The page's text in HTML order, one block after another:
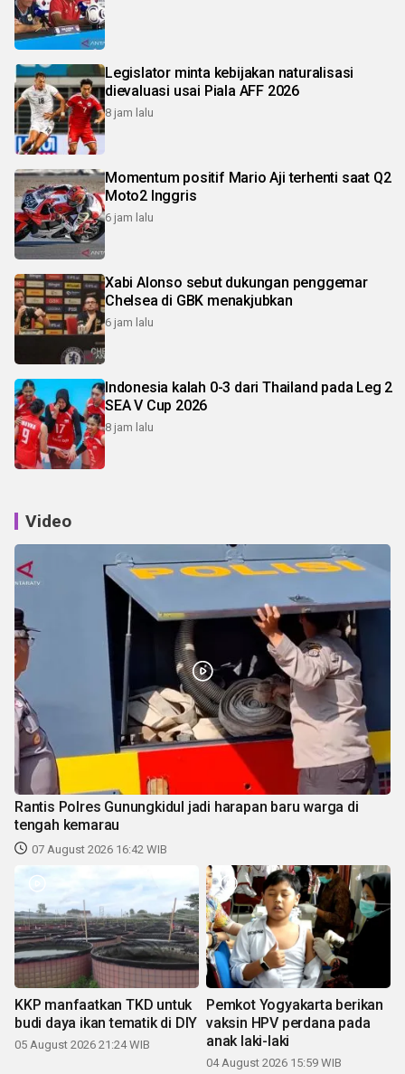
Legislator minta kebijakan naturalisasi
dievaluasi usai Piala AFF 2026
8 jam lalu
Momentum positif Mario Aji terhenti saat Q2
Moto2 Inggris
6 jam lalu
Xabi Alonso sebut dukungan penggemar
Chelsea di GBK menakjubkan
6 jam lalu
Indonesia kalah 0-3 dari Thailand pada Leg 2
SEA V Cup 2026
8 jam lalu
Video
Rantis Polres Gunungkidul jadi harapan baru warga di
tengah kemarau
07 August 2026 16:42 WIB
KKP manfaatkan TKD untuk
budi daya ikan tematik di DIY
05 August 2026 21:24 WIB
Pemkot Yogyakarta berikan
vaksin HPV perdana pada
anak laki-laki
04 August 2026 15:59 WIB